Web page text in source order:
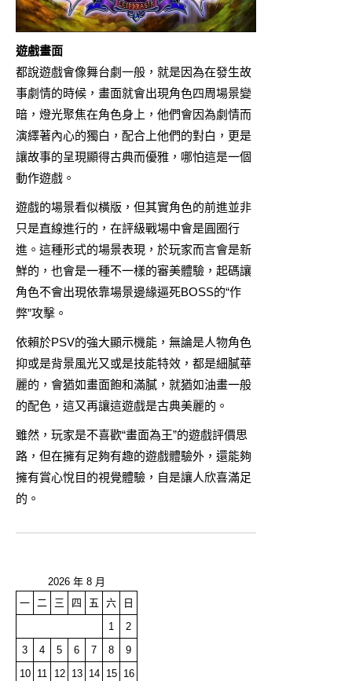
遊戲畫面
都說遊戲會像舞台劇一般，就是因為在發生故
事劇情的時候，畫面就會出現角色四周場景變
暗，燈光聚焦在角色身上，他們會因為劇情而
演繹著內心的獨白，配合上他們的對白，更是
讓故事的呈現顯得古典而優雅，哪怕這是一個
動作遊戲。
遊戲的場景看似橫版，但其實角色的前進並非
只是直線進行的，在評級戰場中會是圓圈行
進。這種形式的場景表現，於玩家而言會是新
鮮的，也會是一種不一樣的審美體驗，起碼讓
角色不會出現依靠場景邊緣逼死BOSS的“作
弊”攻擊。
依賴於PSV的強大顯示機能，無論是人物角色
抑或是背景風光又或是技能特效，都是細膩華
麗的，會猶如畫面飽和滿膩，就猶如油畫一般
的配色，這又再讓這遊戲是古典美麗的。
雖然，玩家是不喜歡“畫面為王”的遊戲評價思
路，但在擁有足夠有趣的遊戲體驗外，還能夠
擁有賞心悅目的視覺體驗，自是讓人欣喜滿足
的。
2026 年 8 月
一 二 三 四 五 六
日
1
2
3
4 5 6 7 8
9
10
11 12 13 14 15
16